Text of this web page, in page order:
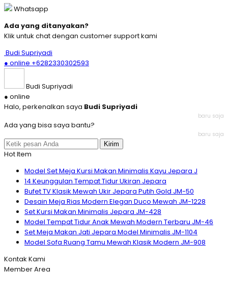
Whatsapp
Ada yang ditanyakan?
Klik untuk chat dengan customer support kami
Budi Supriyadi
● online +6282330302593
Budi Supriyadi
● online
Halo, perkenalkan saya Budi Supriyadi
baru saja
Ada yang bisa saya bantu?
baru saja
Kirim
Hot Item
Model Set Meja Kursi Makan Minimalis Kayu Jepara J
14 Keunggulan Tempat Tidur Ukiran Jepara
Bufet TV Klasik Mewah Ukir Jepara Putih Gold JM-50
Desain Meja Rias Modern Elegan Duco Mewah JM-1228
Set Kursi Makan Minimalis Jepara JM-428
Model Tempat Tidur Anak Mewah Modern Terbaru JM-46
Set Meja Makan Jati Jepara Model Minimalis JM-1104
Model Sofa Ruang Tamu Mewah Klasik Modern JM-908
Kontak Kami
Member Area